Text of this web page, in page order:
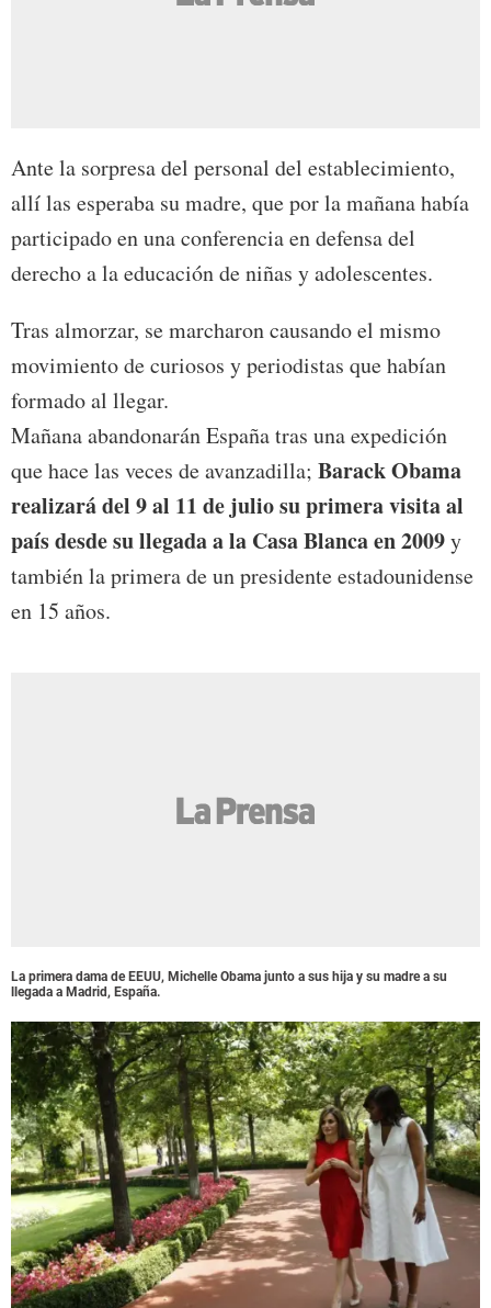
Ante la sorpresa del personal del establecimiento,
allí las esperaba su madre, que por la mañana había
participado en una conferencia en defensa del
derecho a la educación de niñas y adolescentes.
Tras almorzar, se marcharon causando el mismo
movimiento de curiosos y periodistas que habían
formado al llegar.
Mañana abandonarán España tras una expedición
que hace las veces de avanzadilla; Barack Obama
realizará del 9 al 11 de julio su primera visita al
país desde su llegada a la Casa Blanca en 2009y
también la primera de un presidente estadounidense
en 15 años.
La primera dama de EEUU, Michelle Obama junto a sus hija y su madre a su
llegada a Madrid, España.